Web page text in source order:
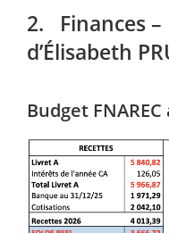
2. Finances
d’Élisabeth
Budget